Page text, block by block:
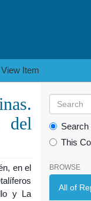
View Item
del
en el
y La
This
BROWSE
All of